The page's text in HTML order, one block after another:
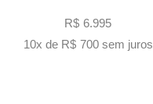
R$ 6.995
10x de R$ 700 sem juros